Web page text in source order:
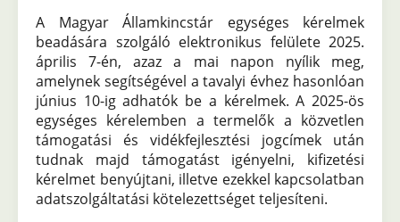
A Magyar Államkincstár egységes kérelmek
beadására szolgáló elektronikus felülete 2025.
április 7-én, azaz a mai napon nyílik meg,
amelynek segítségével a tavalyi évhez hasonlóan
június 10-ig adhatók be a kérelmek. A 2025-ös
egységes kérelemben a termelők a közvetlen
támogatási és vidékfejlesztési jogcímek után
tudnak majd támogatást igényelni, kifizetési
kérelmet benyújtani, illetve ezekkel kapcsolatban
adatszolgáltatási kötelezettséget teljesíteni.